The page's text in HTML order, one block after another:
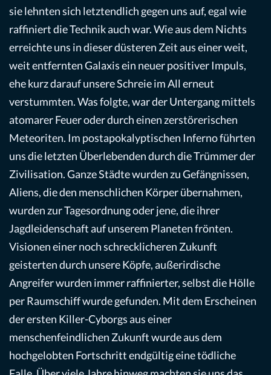
sie lehnten sich letztendlich gegen uns auf, egal wie
raffiniert die Technik auch war. Wie aus dem Nichts
erreichte uns in dieser düsteren Zeit aus einer weit,
weit entfernten Galaxis ein neuer positiver Impuls,
ehe kurz darauf unsere Schreie im All erneut
verstummten. Was folgte, war der Untergang mittels
atomarer Feuer oder durch einen zerstörerischen
Meteoriten. Im postapokalyptischen Inferno führten
uns die letzten Überlebenden durch die Trümmer der
Zivilisation. Ganze Städte wurden zu Gefängnissen,
Aliens, die den menschlichen Körper übernahmen,
wurden zur Tagesordnung oder jene, die ihrer
Jagdleidenschaft auf unserem Planeten frönten.
Visionen einer noch schrecklicheren Zukunft
geisterten durch unsere Köpfe, außerirdische
Angreifer wurden immer raffinierter, selbst die Hölle
per Raumschiff wurde gefunden. Mit dem Erscheinen
der ersten Killer-Cyborgs aus einer
menschenfeindlichen Zukunft wurde aus dem
hochgelobten Fortschritt endgültig eine tödliche